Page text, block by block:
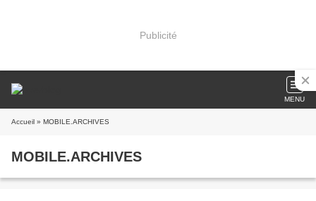
Publicité
MENU
Accueil » MOBILE.ARCHIVES
MOBILE.ARCHIVES